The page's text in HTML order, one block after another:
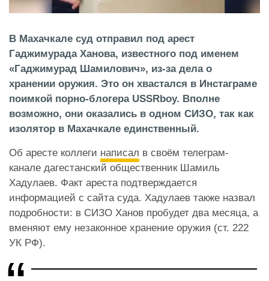
В Махачкале суд отправил под арест
Гаджимурада Ханова, известного под именем
«Гаджимурад Шамилович», из-за дела о
хранении оружия. Это он хвастался в Инстаграме
поимкой порно-блогера USSRboy. Вполне
возможно, они оказались в одном СИЗО, так как
изолятор в Махачкале единственный.
Об аресте коллеги написал в своём телеграм-
канале дагестанский общественник Шамиль
Хадулаев. Факт ареста подтверждается
информацией с сайта суда. Хадулаев также назвал
подробности: в СИЗО Ханов пробудет два месяца, а
вменяют ему незаконное хранение оружия (ст. 222
УК РФ).